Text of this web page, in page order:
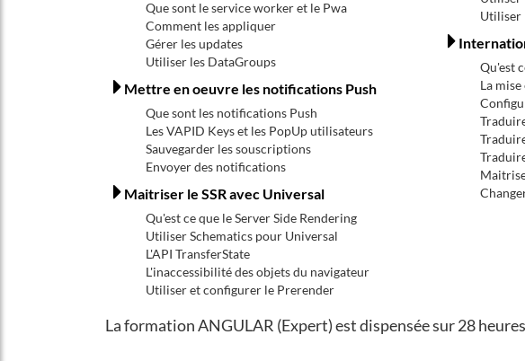
Que sont le service worker et le Pwa
Comment les appliquer
Gérer les updates
Utiliser les DataGroups
Mettre en oeuvre les notifications Push
Que sont les notifications Push
Les VAPID Keys et les PopUp utilisateurs
Sauvegarder les souscriptions
Envoyer des notifications
Maitriser le SSR avec Universal
Qu'est ce que le Server Side Rendering
Utiliser Schematics pour Universal
L'API TransferState
L'inaccessibilité des objets du navigateur
Utiliser et configurer le Prerender
Utiliser
Qu'est
La
La formation ANGULAR (Expert) est dispensée sur 28 heures